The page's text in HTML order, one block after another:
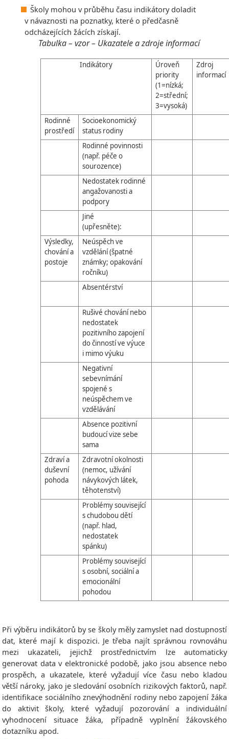
Školy mohou v průběhu času indikátory doladit
v návaznosti na poznatky, které o předčasně
odcházejících žácích získají.
Tabulka – vzor – Ukazatele a zdroje informací
Indikátory
Úroveň
priority
(1=nízká;
2=střední;
3=vysoká)
Zdroj
informací
Rodinné
prostředí
Socioekonomický
status rodiny
Rodinné povinnosti
(např. péče o
sourozence)
Nedostatek rodinné
angažovanosti a
podpory
Jiné
(upřesněte):
Výsledky,
chování a
postoje
Neúspěch ve
vzdělání (špatné
známky; opakování
ročníku)
Absentérství
Rušivé chování nebo
nedostatek
pozitivního zapojení
do činností ve výuce
i mimo výuku
Negativní
sebevnímání
spojené s
neúspěchem ve
vzdělávání
Absence pozitivní
budoucí vize sebe
sama
Zdraví a
duševní
pohoda
Zdravotní okolnosti
(nemoc, užívání
návykových látek,
těhotenství)
Problémy související
s chudobou dětí
(např. hlad,
nedostatek
spánku)
Problémy související
s osobní, sociální a
emocionální
pohodou
Při výběru indikátorů by se školy měly zamyslet nad dostupností
dat, které mají k dispozici. Je třeba najít správnou rovnováhu
mezi ukazateli, jejichž prostřednictvím lze automaticky
generovat data v elektronické podobě, jako jsou absence nebo
prospěch, a ukazatele, které vyžadují více času nebo kladou
větší nároky, jako je sledování osobních rizikových faktorů, např.
identifikace sociálního znevýhodnění rodiny nebo zapojení žáka
do aktivit školy, které vyžadují pozorování a individuální
vyhodnocení situace žáka, případně vyplnění žákovského
dotazníku apod.